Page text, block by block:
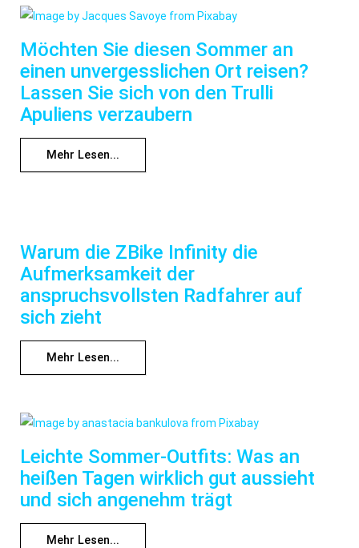
Möchten Sie diesen Sommer an
einen unvergesslichen Ort reisen?
Lassen Sie sich von den Trulli
Apuliens verzaubern
Mehr Lesen...
Warum die ZBike Infinity die
Aufmerksamkeit der
anspruchsvollsten Radfahrer auf
sich zieht
Mehr Lesen...
Leichte Sommer-Outfits: Was an
heißen Tagen wirklich gut aussieht
und sich angenehm trägt
Mehr Lesen...